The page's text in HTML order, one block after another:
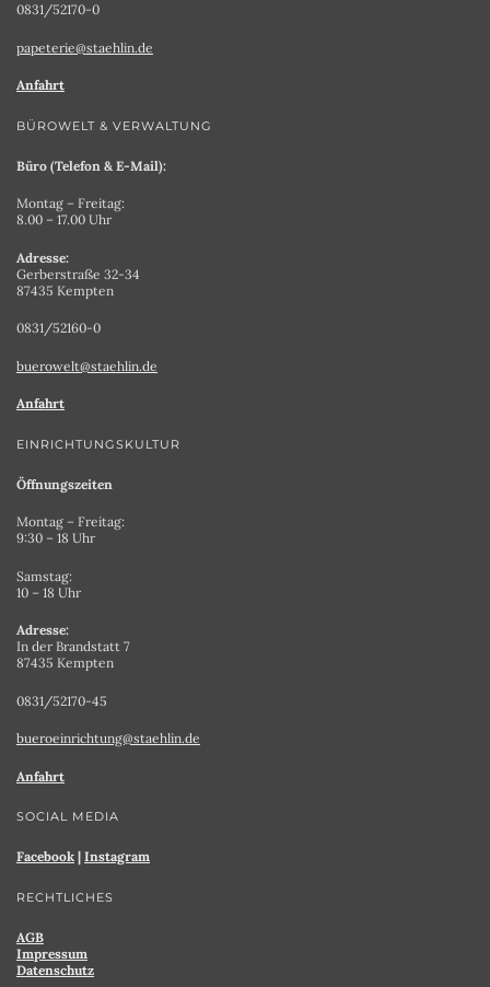
0831/52170-0
papeterie@staehlin.de
Anfahrt
BÜROWELT & VERWALTUNG
Büro (Telefon & E-Mail):
Montag – Freitag:
8.00 – 17.00 Uhr
Adresse:
Gerberstraße 32-34
87435 Kempten
0831/52160-0
buerowelt@staehlin.de
Anfahrt
EINRICHTUNGSKULTUR
Öffnungszeiten
Montag – Freitag:
9:30 – 18 Uhr
Samstag:
10 – 18 Uhr
Adresse:
In der Brandstatt 7
87435 Kempten
0831/52170-45
bueroeinrichtung@staehlin.de
Anfahrt
SOCIAL MEDIA
Facebook | Instagram
RECHTLICHES
AGB
Impressum
Datenschutz